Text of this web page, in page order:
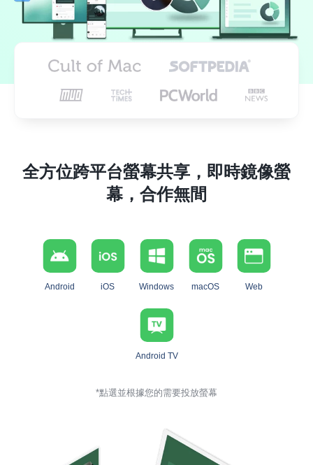
全方位跨平台螢幕共享，即時鏡像螢
幕，合作無間
Android iOS Windows macOS Web
Android TV
*點選並根據您的需要投放螢幕